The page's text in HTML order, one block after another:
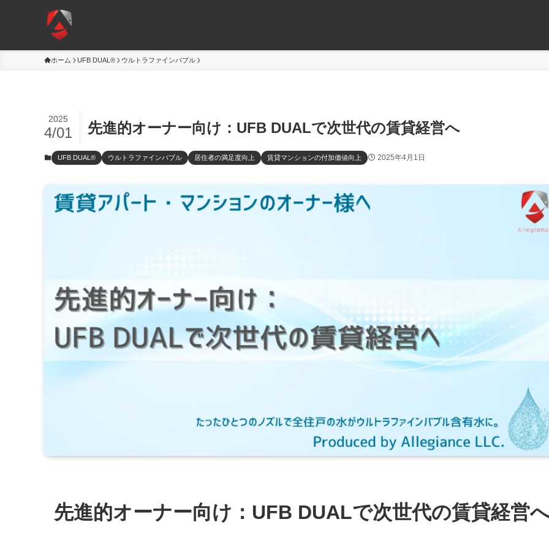
ホーム UFB DUAL® ウルトラファインバブル
先進的オーナー向け：UFB DUALで次世代の賃貸経営へ
2025
4/01
UFB DUAL® ウルトラファインバブル 居住者の満足度向上 賃貸マンションの付加価値向上 2025年4月1日
先進的オーナー向け：UFB DUALで次世代の賃貸経営